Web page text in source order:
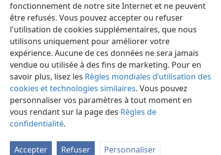
fonctionnement de notre site Internet et ne peuvent
être refusés. Vous pouvez accepter ou refuser
l'utilisation de cookies supplémentaires, que nous
utilisons uniquement pour améliorer votre
expérience. Aucune de ces données ne sera jamais
vendue ou utilisée à des fins de marketing. Pour en
savoir plus, lisez les Règles mondiales d’utilisation des
cookies et technologies similaires. Vous pouvez
personnaliser vos paramètres à tout moment en
vous rendant sur la page des Règles de
confidentialité.
Accepter Refuser Personnaliser
Français Partager Préférences
Copyright © 2026 Watch Tower Bible and Tract Society of Pennsylvania
Conditions d’utilisation
Règles de confidentialité
Paramètres de confidentialité
JW.ORG Se connecter